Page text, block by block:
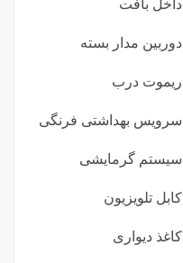
داخل بافت
دوربین مدار بسته
ریموت درب
سرویس بهداشتی فرنگی
سیستم گرمایشی
کابل تلویزیون
کاغذ دیواری